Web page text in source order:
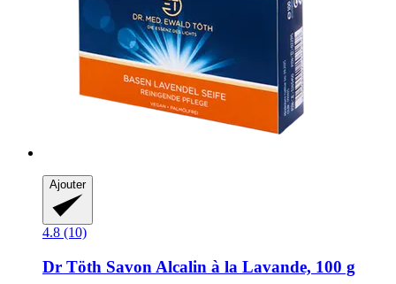
Ajouter
4.8 (10)
Dr Töth Savon Alcalin à la Lavande, 100 g